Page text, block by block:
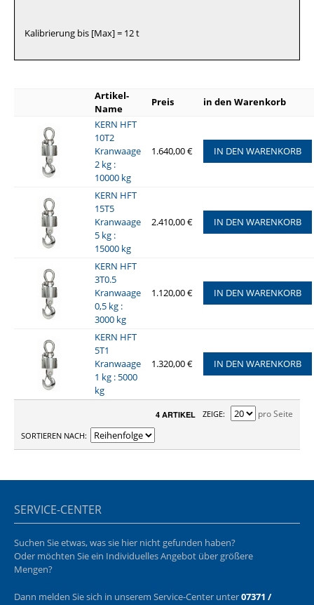
Kalibrierung bis [Max] = 12 t
Artikel-
Name
Preis
in den Warenkorb
KERN HFT
10T2
Kranwaage
2 kg :
10000 kg
1.640,00 € IN DEN WARENKORB
KERN HFT
15T5
Kranwaage
5 kg :
15000 kg
2.410,00 € IN DEN WARENKORB
KERN HFT
3T0.5
Kranwaage
0,5 kg :
3000 kg
1.120,00 € IN DEN WARENKORB
KERN HFT
5T1
Kranwaage
1 kg : 5000
kg
1.320,00 € IN DEN WARENKORB
4 ARTIKEL ZEIGE pro Seite
SORTIEREN NACH
SERVICE-CENTER
Suchen Sie etwas, was sie hier nicht gefunden haben?
Oder möchten Sie ein Individuelles Angebot über größere
Mengen?
Dann melden Sie sich in unserem Service-Center unter07371 /